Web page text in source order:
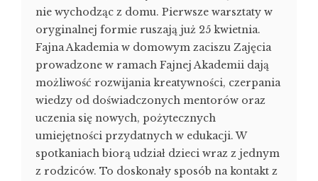
nie wychodząc z domu. Pierwsze warsztaty w
oryginalnej formie ruszają już 25 kwietnia.
Fajna Akademia w domowym zaciszu Zajęcia
prowadzone w ramach Fajnej Akademii dają
możliwość rozwijania kreatywności, czerpania
wiedzy od doświadczonych mentorów oraz
uczenia się nowych, pożytecznych
umiejętności przydatnych w edukacji. W
spotkaniach biorą udział dzieci wraz z jednym
z rodziców. To doskonały sposób na kontakt z